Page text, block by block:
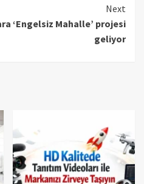
Next
‘Engelsiz Mahalle’ projesi
geliyor